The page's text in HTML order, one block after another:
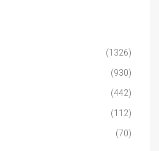
(1326)
(930)
(442)
(112)
(70)